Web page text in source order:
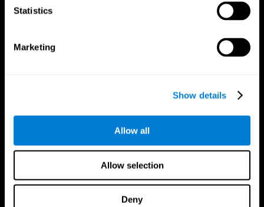
Statistics
Marketing
Show details
Allow all
Allow selection
Deny
El Cerebro Humano
Plasticidad Neuronal
Percepción
Validación de las Terapias Digitales
Juegos de Ordenador
Evaluación Holistica
Revisión sistemática
Juegos Mentales